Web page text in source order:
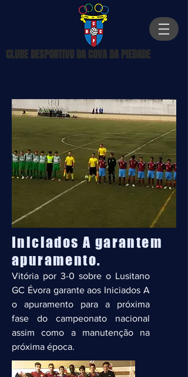
CLUBE DESPORTIVO DA COVA DA PIEDADE
Iniciados A garantem
apuramento.
Vitória por 3-0 sobre o Lusitano
GC Évora garante aos Iniciados A
o apuramento para a próxima
fase do campeonato nacional
assim como a manutenção na
próxima época.